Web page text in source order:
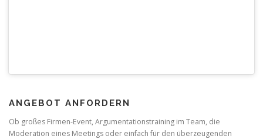
ANGEBOT ANFORDERN
Ob großes Firmen-Event, Argumentationstraining im Team, die
Moderation eines Meetings oder einfach für den überzeugenden